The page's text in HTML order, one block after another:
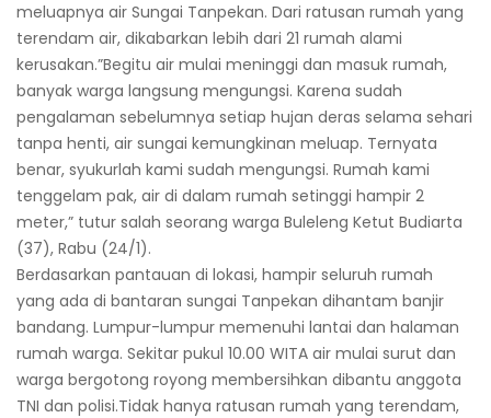
meluapnya air Sungai Tanpekan. Dari ratusan rumah yang
terendam air, dikabarkan lebih dari 21 rumah alami
kerusakan.”Begitu air mulai meninggi dan masuk rumah,
banyak warga langsung mengungsi. Karena sudah
pengalaman sebelumnya setiap hujan deras selama sehari
tanpa henti, air sungai kemungkinan meluap. Ternyata
benar, syukurlah kami sudah mengungsi. Rumah kami
tenggelam pak, air di dalam rumah setinggi hampir 2
meter,” tutur salah seorang warga Buleleng Ketut Budiarta
(37), Rabu (24/1).
Berdasarkan pantauan di lokasi, hampir seluruh rumah
yang ada di bantaran sungai Tanpekan dihantam banjir
bandang. Lumpur-lumpur memenuhi lantai dan halaman
rumah warga. Sekitar pukul 10.00 WITA air mulai surut dan
warga bergotong royong membersihkan dibantu anggota
TNI dan polisi.Tidak hanya ratusan rumah yang terendam,